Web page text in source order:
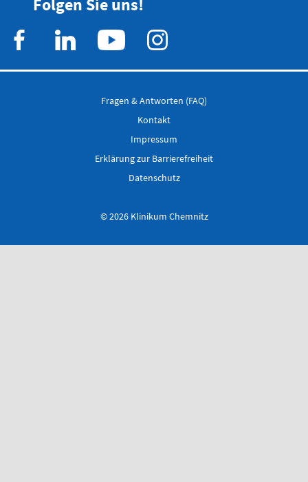
Telefon
0172 - 377
2418
Neurochirurgischer
Bereitschaftsdienst
Folgen Sie uns!
Fragen & Antworten (FAQ)
Kontakt
Impressum
Erklärung zur Barrierefreiheit
Datenschutz
© 2026 Klinikum Chemnitz